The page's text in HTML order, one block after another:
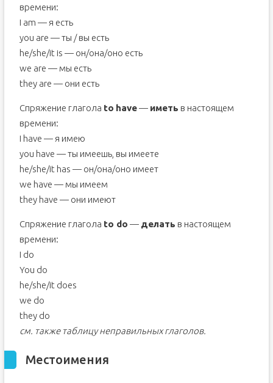
времени:
I am — я есть
you are — ты / вы есть
he/she/it is — он/она/оно есть
we are — мы есть
they are — они есть
Спряжение глагола to have— иметь в настоящем
времени:
I have — я имею
you have — ты имеешь, вы имеете
he/she/it has — он/она/оно имеет
we have — мы имеем
they have — они имеют
Спряжение глагола to do — делать в настоящем
времени:
I do
You do
he/she/it does
we do
they do
см. также таблицу неправильных глаголов.
Местоимения